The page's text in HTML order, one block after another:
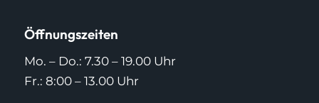
Öffnungszeiten
Mo. – Do.: 7.30 – 19.00 Uhr
Fr.: 8:00 – 13.00 Uhr